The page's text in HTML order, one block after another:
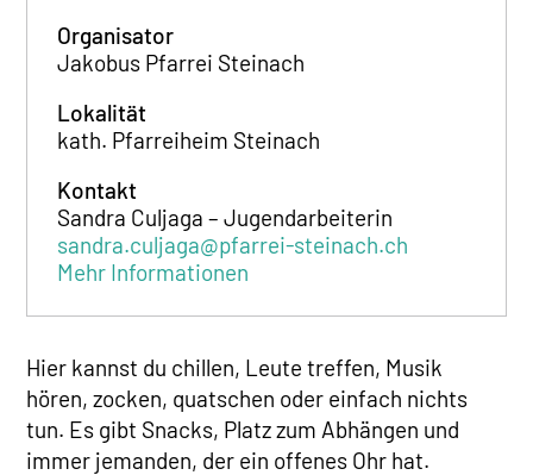
Organisator
Jakobus Pfarrei Steinach
Lokalität
kath. Pfarreiheim Steinach
Kontakt
Sandra Culjaga – Jugendarbeiterin
sandra.culjaga@pfarrei-steinach.ch
Mehr Informationen
Hier kannst du chillen, Leute treffen, Musik
hören, zocken, quatschen oder einfach nichts
tun. Es gibt Snacks, Platz zum Abhängen und
immer jemanden, der ein offenes Ohr hat.